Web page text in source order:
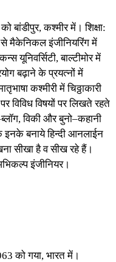
बांडीपुर, कश्मीर में। शिक्षा:
से मैकेनिकल इंजीनियरिंग में
यूनिवर्सिटी, बाल्टीमोर में
बढ़ाने के प्रयत्नों में
कश्मीरी में चिठ्ठाकारी
विविध विषयों पर लिखते रहते
विकी और बुनो–कहानी
इनके बनाये हिन्दी आनलाईन
सीखा है व सीख रहे हैं।
इंजीनियर।
को गया, भारत में।